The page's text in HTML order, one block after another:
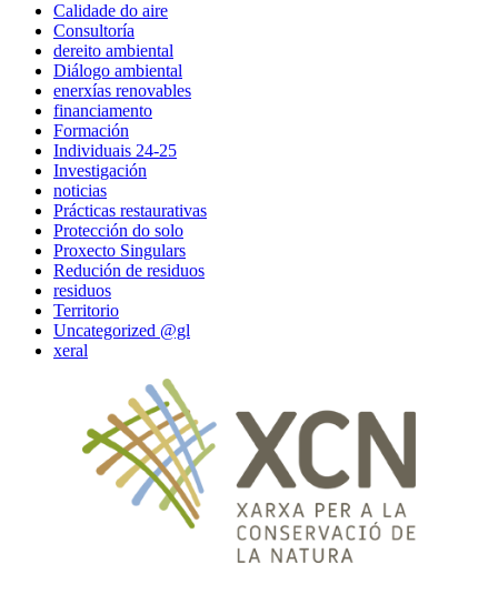
Calidade do aire
Consultoría
dereito ambiental
Diálogo ambiental
enerxías renovables
financiamento
Formación
Individuais 24-25
Investigación
noticias
Prácticas restaurativas
Protección do solo
Proxecto Singulars
Redución de residuos
residuos
Territorio
Uncategorized @gl
xeral